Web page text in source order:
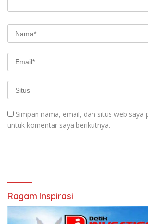
Simpan nama, email, dan situs web saya
untuk komentar saya berikutnya.
Ragam Inspirasi